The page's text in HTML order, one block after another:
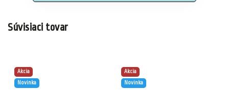
Súvisiaci tovar
Akcia
Novinka
Akcia
Novinka